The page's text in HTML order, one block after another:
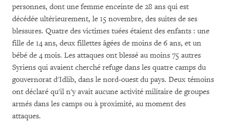
personnes, dont une femme enceinte de 28 ans qui est
décédée ultérieurement, le 15 novembre, des suites de ses
blessures. Quatre des victimes tuées étaient des enfants : une
fille de 14 ans, deux fillettes âgées de moins de 6 ans, et un
bébé de 4 mois. Les attaques ont blessé au moins 75 autres
Syriens qui avaient cherché refuge dans les quatre camps du
gouvernorat d'Idlib, dans le nord-ouest du pays. Deux témoins
ont déclaré qu'il n'y avait aucune activité militaire de groupes
armés dans les camps ou à proximité, au moment des
attaques.